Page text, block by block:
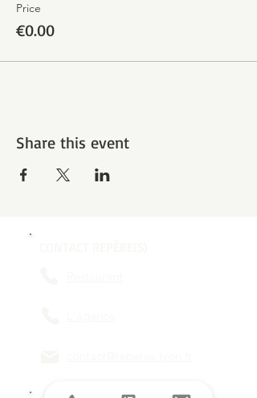
Price
€0.00
Share this event